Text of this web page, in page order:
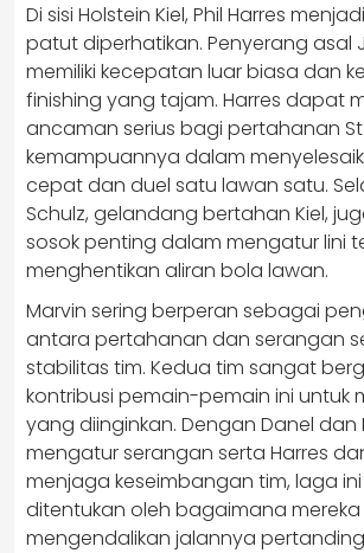
Di sisi Holstein Kiel, Phil Harres
patut diperhatikan. Penyerang asal
memiliki kecepatan luar biasa dan
finishing yang tajam. Harres dapat
ancaman serius bagi pertahanan
kemampuannya dalam
cepat dan duel satu lawan satu.
Schulz, gelandang bertahan Kiel,
sosok penting dalam mengatur lini
menghentikan aliran bola lawan.
Marvin sering berperan sebagai
antara pertahanan dan serangan
stabilitas tim. Kedua tim sangat
kontribusi pemain-pemain ini untuk
yang diinginkan. Dengan Danel dan
mengatur serangan serta Harres
menjaga keseimbangan tim, laga
ditentukan oleh bagaimana mereka
mengendalikan jalannya